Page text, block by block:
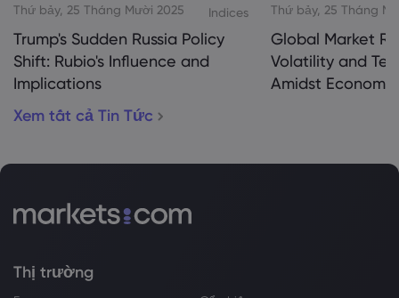
Thứ bảy, 25 Tháng Mười 2025 Indices
Trump's Sudden Russia Policy
Shift: Rubio's Influence and
Implications
Thứ bảy, 25 Tháng
Global Market
Volatility and
Amidst
Xem tất cả Tin Tức
Thị trường